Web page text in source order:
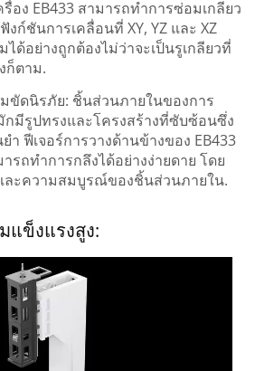
อง EB433 สามารถทำการซ่อมเกลียว
ก์ชันการเคลื่อนที่ XY, YZ และ XZ
ด้อย่างถูกต้องไม่ว่าจะเป็นรูเกลียวที่
ก็ตาม.
ขัดนิรภัย: ชิ้นส่วนภายในของการ
มีรูปทรงและโครงสร้างที่ซับซ้อนซึ่ง
ำ ฟีเจอร์การวางด้านข้างของ EB433
รถทำการกลึงได้อย่างง่ายดาย โดย
ละความสมบูรณ์ของชิ้นส่วนภายใน.
แข็งแรงสูง: